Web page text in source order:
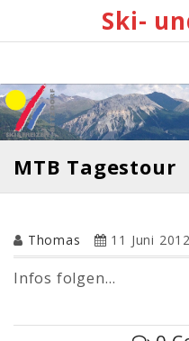
Ski-
MTB Tagestour
Thomas 11 Juni 2012
Infos folgen…